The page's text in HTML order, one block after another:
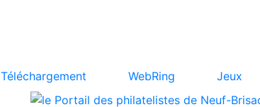
Téléchargement WebRing Jeux